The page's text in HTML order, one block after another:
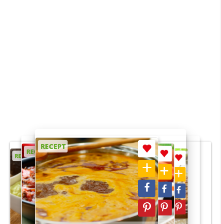
RECEPT
RECEPT
RECEPT
RECEPT
RECEPT